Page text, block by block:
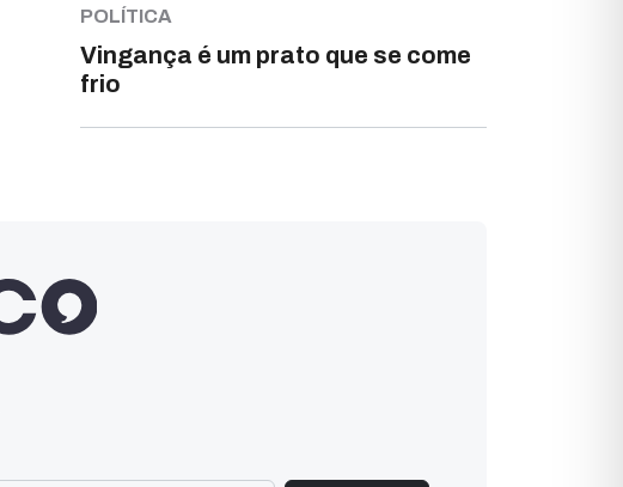
POLÍTICA
Vingança é um prato que se come
frio